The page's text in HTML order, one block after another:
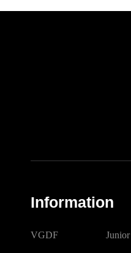
Information
VGDF Junior